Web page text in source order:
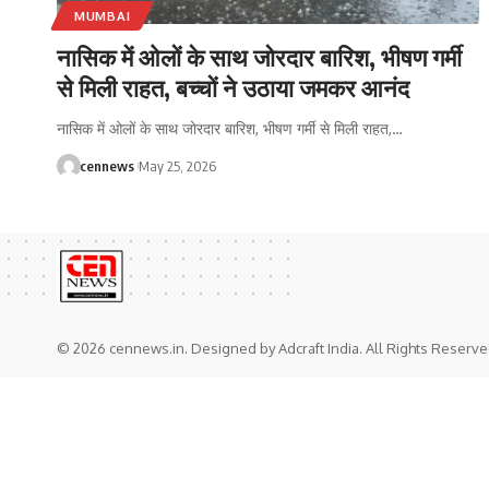
MUMBAI
नासिक में ओलों के साथ जोरदार बारिश, भीषण गर्मी
से मिली राहत, बच्चों ने उठाया जमकर आनंद
नासिक में ओलों के साथ जोरदार बारिश, भीषण गर्मी से मिली राहत,…
cennews May 25, 2026
© 2026 cennews.in. Designed by Adcraft India. All Rights